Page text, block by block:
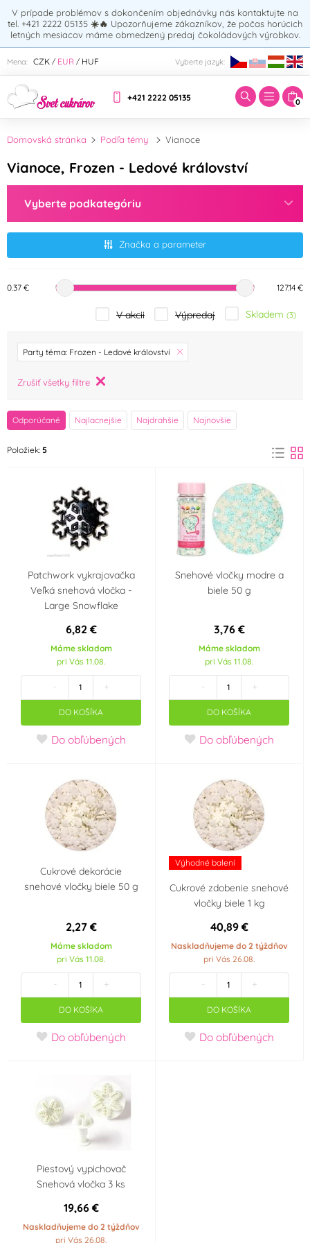
V prípade problémov s dokončením objednávky nás kontaktujte na
tel. +421 2222 05135 ☀️🔥 Upozorňujeme zákazníkov, že počas horúcich
letných mesiacov máme obmedzený predaj čokoládových výrobkov.
Mena: CZK / EUR / HUF Vyberte jazyk:
+421 2222 05135 0
Zadajte hľadaný výraz:
Domovská stránka Podľa témy Vianoce
Vianoce, Frozen - Ledové království
Vyberte podkategóriu
Značka a parameter
značka
AROCO (0)
Barbara Luijckx (0) Blex (0)
Flexmetal (0) Frischmann (0)
FunCakes (1) GUIRCA (0)
GUIRMA (0) Kingcakes (0)
Kovovýroba Jeníkov
MFP Paper (0) ORION (0)
Ostatní (0) Patchwork Cutters (1)
PME (1) RAPPA (0)
Silikomart (0) Smart Cook
Smolík (0) Wilton (0)
Zeelandia
Tvar vykrajovátka
Srdíčka (0)
Príchuť (aróma)
Červená (0)
Materiál
0.37 € 127.14 €
V akcii Výpredaj Skladem (3)
Party téma: Frozen - Ledové království
Zrušiť všetky filtre
Odporúčané Najlacnejšie Najdrahšie Najnovšie
Položiek: 5
Patchwork vykrajovačka
Veľká snehová vločka -
Large Snowflake
6,82 €
Máme skladom
pri Vás 11.08.
- +
DO KOŠÍKA
Do obľúbených
Snehové vločky modre a
biele 50 g
3,76 €
Máme skladom
pri Vás 11.08.
- +
DO KOŠÍKA
Do obľúbených
Cukrové dekorácie
snehové vločky biele 50 g
2,27 €
Máme skladom
pri Vás 11.08.
- +
DO KOŠÍKA
Do obľúbených
Výhodné balení
Cukrové zdobenie snehové
vločky biele 1 kg
40,89 €
Naskladňujeme do 2 týždňov
pri Vás 26.08.
- +
DO KOŠÍKA
Do obľúbených
Piestový vypichovač
Snehová vločka 3 ks
19,66 €
Naskladňujeme do 2 týždňov
pri Vás 26.08.